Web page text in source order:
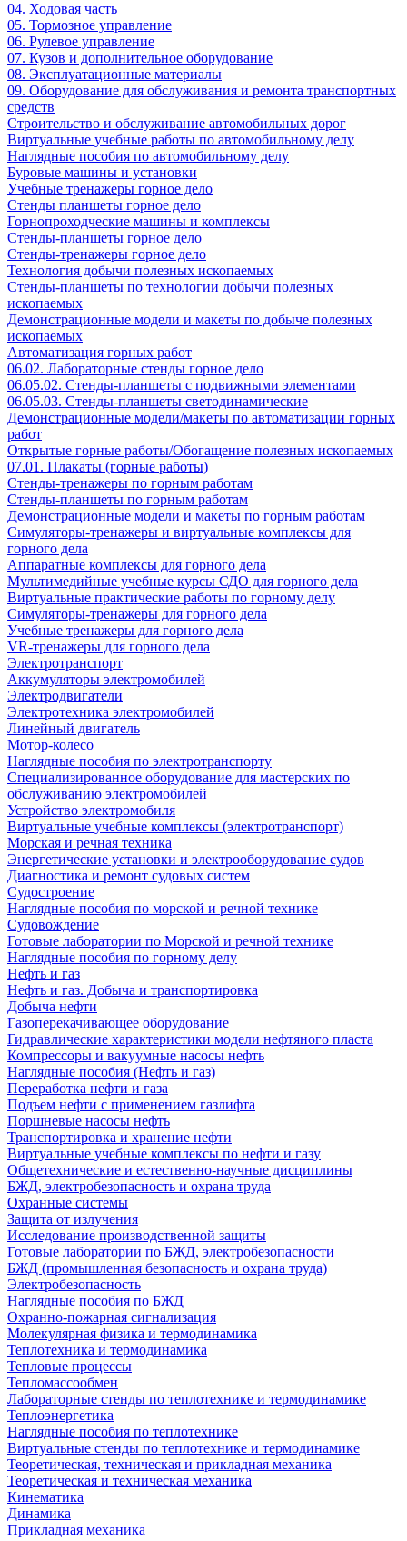
04. Ходовая часть
05. Тормозное управление
06. Рулевое управление
07. Кузов и дополнительное оборудование
08. Эксплуатационные материалы
09. Оборудование для обслуживания и ремонта транспортных
средств
Строительство и обслуживание автомобильных дорог
Виртуальные учебные работы по автомобильному делу
Наглядные пособия по автомобильному делу
Буровые машины и установки
Учебные тренажеры горное дело
Стенды планшеты горное дело
Горнопроходческие машины и комплексы
Стенды-планшеты горное дело
Стенды-тренажеры горное дело
Технология добычи полезных ископаемых
Стенды-планшеты по технологии добычи полезных
ископаемых
Демонстрационные модели и макеты по добыче полезных
ископаемых
Автоматизация горных работ
06.02. Лабораторные стенды горное дело
06.05.02. Стенды-планшеты с подвижными элементами
06.05.03. Стенды-планшеты светодинамические
Демонстрационные модели/макеты по автоматизации горных
работ
Открытые горные работы/Обогащение полезных ископаемых
07.01. Плакаты (горные работы)
Стенды-тренажеры по горным работам
Стенды-планшеты по горным работам
Демонстрационные модели и макеты по горным работам
Симуляторы-тренажеры и виртуальные комплексы для
горного дела
Аппаратные комплексы для горного дела
Мультимедийные учебные курсы СДО для горного дела
Виртуальные практические работы по горному делу
Симуляторы-тренажеры для горного дела
Учебные тренажеры для горного дела
VR-тренажеры для горного дела
Электротранспорт
Аккумуляторы электромобилей
Электродвигатели
Электротехника электромобилей
Линейный двигатель
Мотор-колесо
Наглядные пособия по электротранспорту
Специализированное оборудование для мастерских по
обслуживанию электромобилей
Устройство электромобиля
Виртуальные учебные комплексы (электротранспорт)
Морская и речная техника
Энергетические установки и электрооборудование судов
Диагностика и ремонт судовых систем
Судостроение
Наглядные пособия по морской и речной технике
Судовождение
Готовые лаборатории по Морской и речной технике
Наглядные пособия по горному делу
Нефть и газ
Нефть и газ. Добыча и транспортировка
Добыча нефти
Газоперекачивающее оборудование
Гидравлические характеристики модели нефтяного пласта
Компрессоры и вакуумные насосы нефть
Наглядные пособия (Нефть и газ)
Переработка нефти и газа
Подъем нефти с применением газлифта
Поршневые насосы нефть
Транспортировка и хранение нефти
Виртуальные учебные комплексы по нефти и газу
Общетехнические и естественно-научные дисциплины
БЖД, электробезопасность и охрана труда
Охранные системы
Защита от излучения
Исследование производственной защиты
Готовые лаборатории по БЖД, электробезопасности
БЖД (промышленная безопасность и охрана труда)
Электробезопасность
Наглядные пособия по БЖД
Охранно-пожарная сигнализация
Молекулярная физика и термодинамика
Теплотехника и термодинамика
Тепловые процессы
Тепломассообмен
Лабораторные стенды по теплотехнике и термодинамике
Теплоэнергетика
Наглядные пособия по теплотехнике
Виртуальные стенды по теплотехнике и термодинамике
Теоретическая, техническая и прикладная механика
Теоретическая и техническая механика
Кинематика
Динамика
Прикладная механика